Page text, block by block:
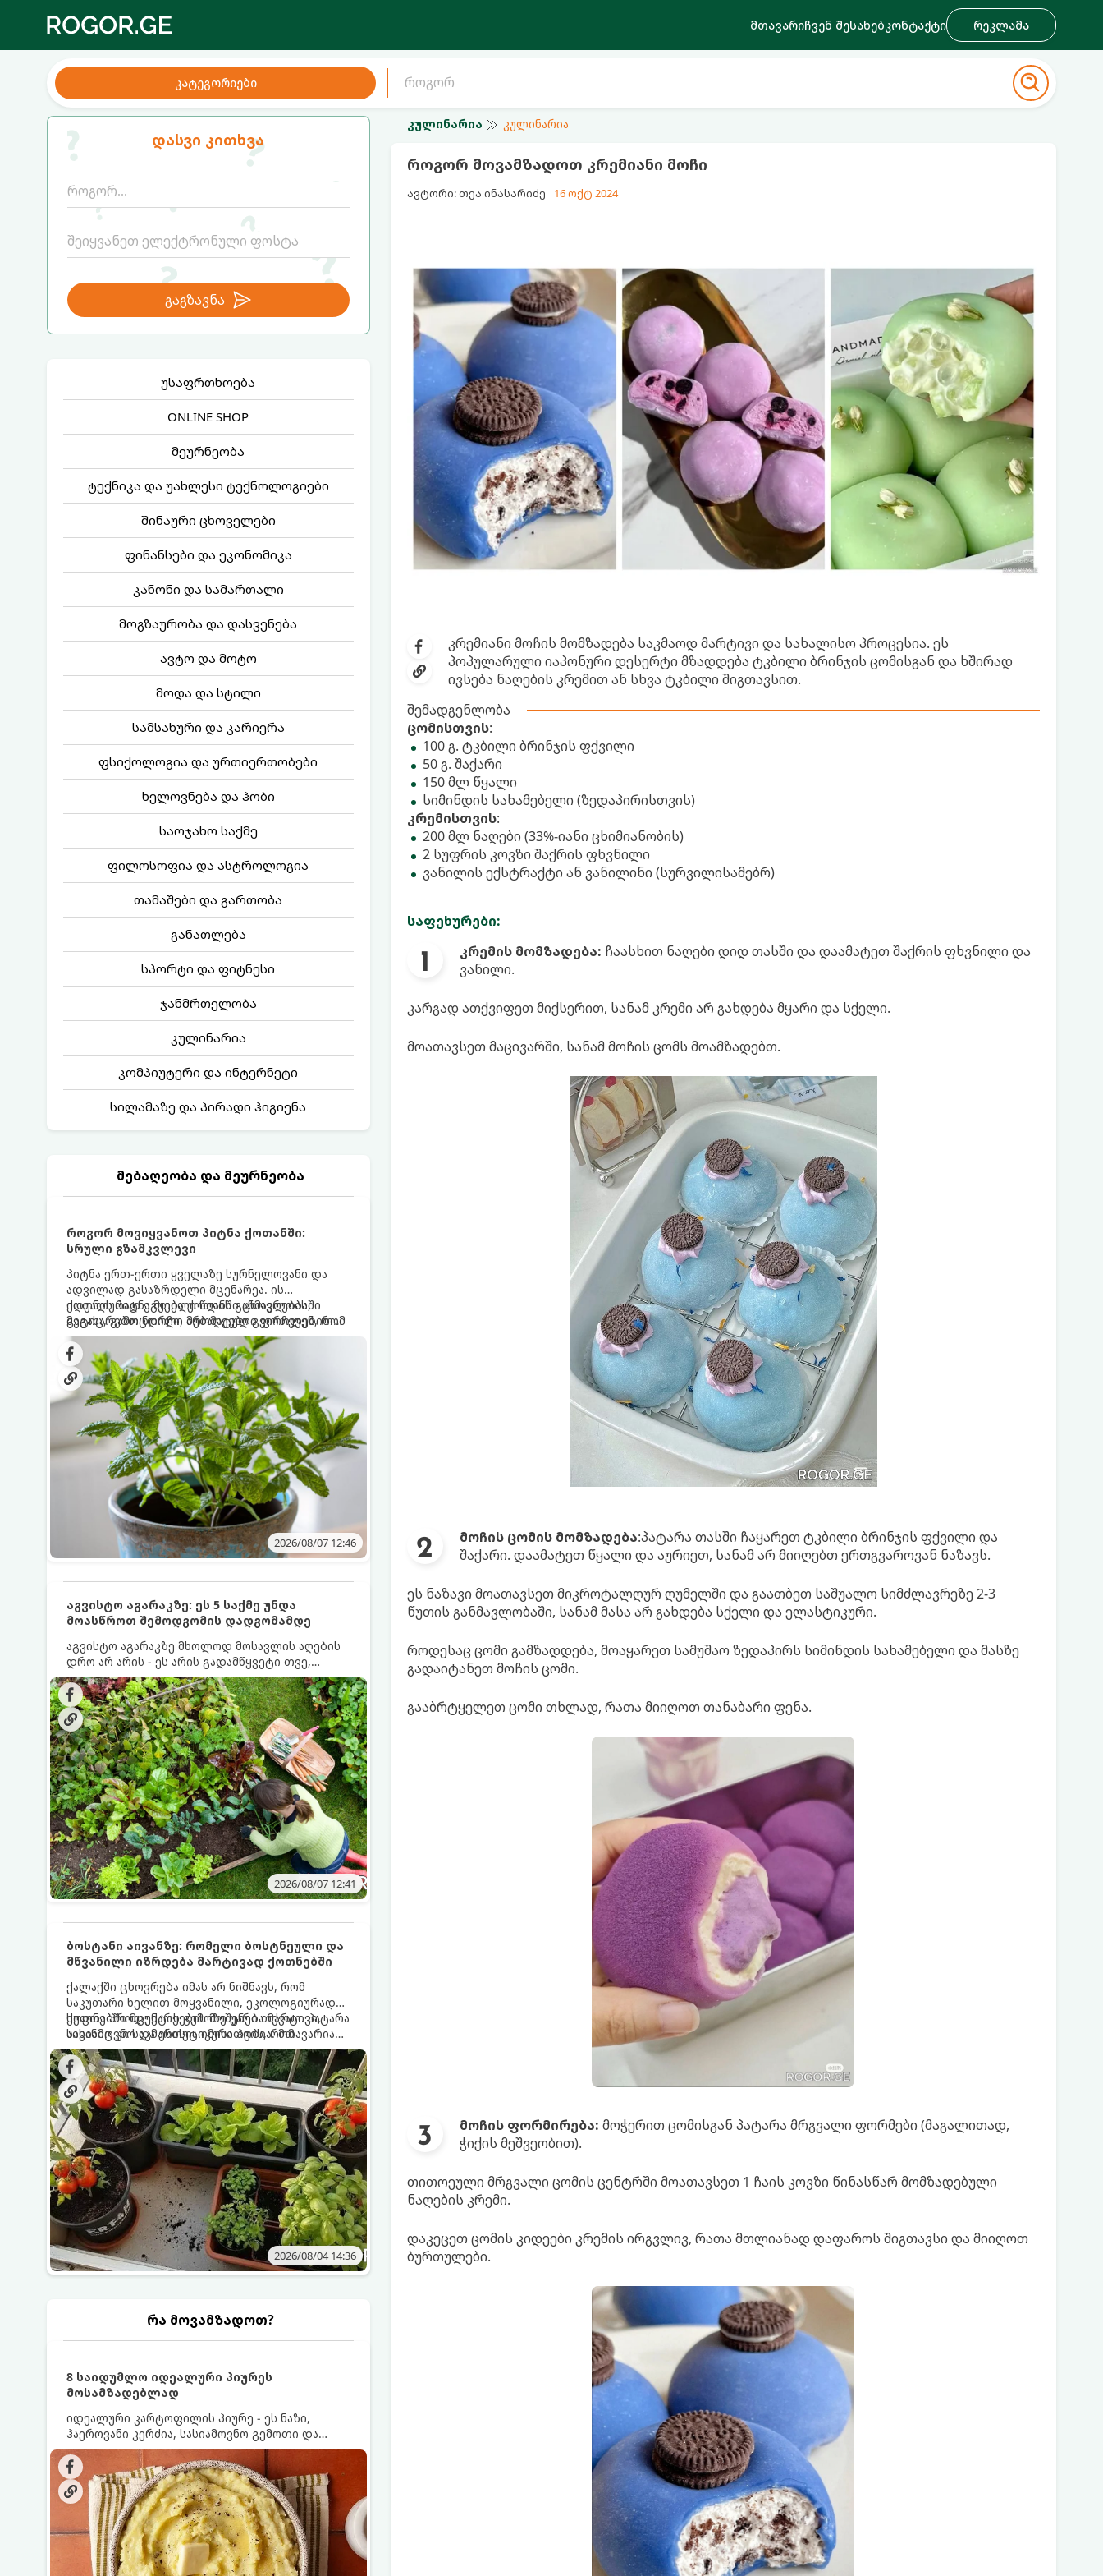
მთავარიჩვენ შესახებკონტაქტი რეკლამა
კატეგორიები
დასვი კითხვა
გაგზავნა
უსაფრთხოება
ONLINE SHOP
მეურნეობა
ტექნიკა და უახლესი ტექნოლოგიები
შინაური ცხოველები
ფინანსები და ეკონომიკა
კანონი და სამართალი
მოგზაურობა და დასვენება
ავტო და მოტო
მოდა და სტილი
სამსახური და კარიერა
ფსიქოლოგია და ურთიერთობები
ხელოვნება და ჰობი
საოჯახო საქმე
ფილოსოფია და ასტროლოგია
თამაშები და გართობა
განათლება
სპორტი და ფიტნესი
ჯანმრთელობა
კულინარია
კომპიუტერი და ინტერნეტი
სილამაზე და პირადი ჰიგიენა
მებაღეობა და მეურნეობა
როგორ მოვიყვანოთ პიტნა ქოთანში:
სრული გზამკვლევი
პიტნა ერთ-ერთი ყველაზე სურნელოვანი და
ადვილად გასაზრდელი მცენარეა. ის
იდეალურად ეგუება ქოთანში ცხოვრებას,
მეტიც, გამოცდილი მებაღეები გვირჩევენ, რომ
პიტნა მხოლოდ ქოთანში მოვიყვანოთ, რადგან
ღია გრუნტში (ბაღში) დარგვისას ის ფესვებით
ძალიან სწრაფად ვრცელდება და სხვა
მცენარეებს ავიწროებს.
ქოთნის პიტნა მთელი წლის განმავლობაში
გაგახარებთ ნორჩი, არომატული ფოთლებით
ჩაის, ლიმონათისა თუ კერძებისთვის.
2026/08/07 12:46
აგვისტო აგარაკზე: ეს 5 საქმე უნდა
მოასწროთ შემოდგომის დადგომამდე
აგვისტო აგარაკზე მხოლოდ მოსავლის აღების
დრო არ არის - ეს არის გადამწყვეტი თვე,
როდესაც საფუძველი ეყრება მომავალი წლის
მოსავალს და ბაღი მზადდება შემოდგომა-
ზამთრის სეზონისთვის. იმისათვის, რომ
ნიადაგმა ენერგია აღიდგინოს, ხოლო
მცენარეებმა ზამთარს გაუძლონ, აგვისტოს
ბოლომდე 5 მნიშვნელოვანი საქმის გაკეთება
უნდა მოასწროთ:
2026/08/07 12:41
ბოსტანი აივანზე: რომელი ბოსტნეული და
მწვანილი იზრდება მარტივად ქოთნებში
ქალაქში ცხოვრება იმას არ ნიშნავს, რომ
საკუთარი ხელით მოყვანილი, ეკოლოგიურად
სუფთა პროდუქტის გემოზე უარი თქვათ. პატარა
აივანიც კი საკმარისია იმისათვის, რომ
მოიწყოთ მინი-ბოსტანი, საიდანაც
ყოველდღიურად ახალ, არომატულ მწვანილსა
და ბოსტნეულს მოკრეფთ.
ქოთნებში მცენარეების მოშენება მარტივი,
სასიამოვნო და ესთეტიკური ჰობია. მთავარია
იცოდეთ, რომელი კულტურები ეგუებიან
ქოთნის პირობებს ყველაზე კარგად და როგორ
მოუაროთ მათ სწორად.
2026/08/04 14:36
რა მოვამზადოთ?
8 საიდუმლო იდეალური პიურეს
მოსამზადებლად
იდეალური კარტოფილის პიურე - ეს ნაზი,
ჰაეროვანი კერძია, სასიამოვნო გემოთი და
ნაღების-მოყვითალო ფერით. მისი მომზადება
ძალიან მარტივია, მაგრამ არსებობს რამდენიმე
საიდუმლო, რომლებიც უნდა იცოდეთ, რომ
პიურე იდეალურად გემრიელი გამოვიდეს.
კულინარია კულინარია
როგორ მოვამზადოთ კრემიანი მოჩი
ავტორი: თეა ინასარიძე 16 ოქტ 2024
კრემიანი მოჩის მომზადება საკმაოდ მარტივი და სახალისო პროცესია. ეს
პოპულარული იაპონური დესერტი მზადდება ტკბილი ბრინჯის ცომისგან და ხშირად
ივსება ნაღების კრემით ან სხვა ტკბილი შიგთავსით.
შემადგენლობა
ცომისთვის:
100 გ. ტკბილი ბრინჯის ფქვილი
50 გ. შაქარი
150 მლ წყალი
სიმინდის სახამებელი (ზედაპირისთვის)
კრემისთვის:
200 მლ ნაღები (33%-იანი ცხიმიანობის)
2 სუფრის კოვზი შაქრის ფხვნილი
ვანილის ექსტრაქტი ან ვანილინი (სურვილისამებრ)
საფეხურები:
კრემის მომზადება: ჩაასხით ნაღები დიდ თასში და დაამატეთ შაქრის ფხვნილი და
ვანილი.
კარგად ათქვიფეთ მიქსერით, სანამ კრემი არ გახდება მყარი და სქელი.
მოათავსეთ მაცივარში, სანამ მოჩის ცომს მოამზადებთ.
მოჩის ცომის მომზადება:პატარა თასში ჩაყარეთ ტკბილი ბრინჯის ფქვილი და
შაქარი. დაამატეთ წყალი და აურიეთ, სანამ არ მიიღებთ ერთგვაროვან ნაზავს.
ეს ნაზავი მოათავსეთ მიკროტალღურ ღუმელში და გაათბეთ საშუალო სიმძლავრეზე 2-3
წუთის განმავლობაში, სანამ მასა არ გახდება სქელი და ელასტიკური.
როდესაც ცომი გამზადდება, მოაყარეთ სამუშაო ზედაპირს სიმინდის სახამებელი და მასზე
გადაიტანეთ მოჩის ცომი.
გააბრტყელეთ ცომი თხლად, რათა მიიღოთ თანაბარი ფენა.
მოჩის ფორმირება: მოჭერით ცომისგან პატარა მრგვალი ფორმები (მაგალითად,
ჭიქის მეშვეობით).
თითოეული მრგვალი ცომის ცენტრში მოათავსეთ 1 ჩაის კოვზი წინასწარ მომზადებული
ნაღების კრემი.
დაკეცეთ ცომის კიდეები კრემის ირგვლივ, რათა მთლიანად დაფაროს შიგთავსი და მიიღოთ
ბურთულები.